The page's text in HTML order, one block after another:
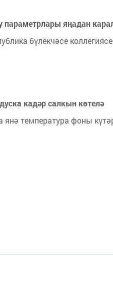
параметрлары яңадан
бүлекчәсе коллегиясе
кадәр салкын көтелә
янә температура фоны